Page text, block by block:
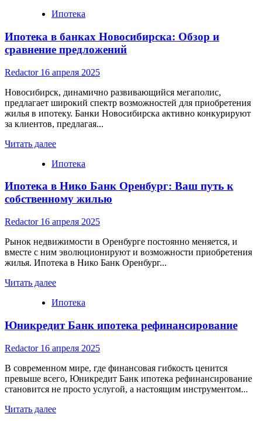
about
на
вторичное
жилье
Москве:
предложений
и
факторы
одобрения
Ипотека
Ипотека в банках Новосибирска: Обзор и
сравнение предложений
Redactor 16 апреля 2025
Новосибирск, динамично развивающийся мегаполис,
предлагает широкий спектр возможностей для приобретения
жилья в ипотеку. Банки Новосибирска активно конкурируют
за клиентов, предлагая...
Читать далееRead
about
в
банках
Новосибирска:
и
сравнение
предложений
Ипотека
Ипотека в Нико Банк Оренбург: Ваш путь к
собственному жилью
Redactor 16 апреля 2025
Рынок недвижимости в Оренбурге постоянно меняется, и
вместе с ним эволюционируют и возможности приобретения
жилья. Ипотека в Нико Банк Оренбург...
Читать далееRead
about
в
Банк
Оренбург:
Ваш
путь
к
жилью
Ипотека
Юникредит Банк ипотека рефинансирование
Redactor 16 апреля 2025
В современном мире, где финансовая гибкость ценится
превыше всего, Юникредит Банк ипотека рефинансирование
становится не просто услугой, а настоящим инструментом...
Читать далееRead